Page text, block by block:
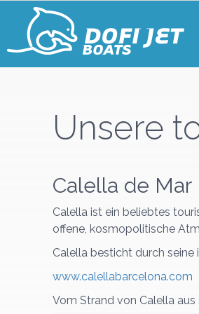
Unsere
Calella de Mar
Calella ist ein beliebtes
offene, kosmopolitische
Calella besticht durch
www.calellabarcelona.com
Vom Strand von Calella